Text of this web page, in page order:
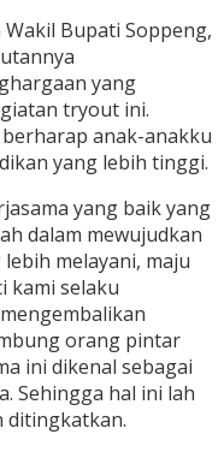
Bupati Soppeng,
yang
tryout ini.
anak-anakku
yang lebih tinggi.
yang baik yang
dalam mewujudkan
melayani, maju
kami selaku
orang pintar
ini dikenal sebagai
Sehingga hal ini lah
ditingkatkan.